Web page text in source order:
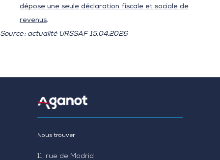
dépose une seule déclaration fiscale et sociale de
revenus.
Source : actualité URSSAF 15.04.2026
Nous trouver
11, rue de Madrid